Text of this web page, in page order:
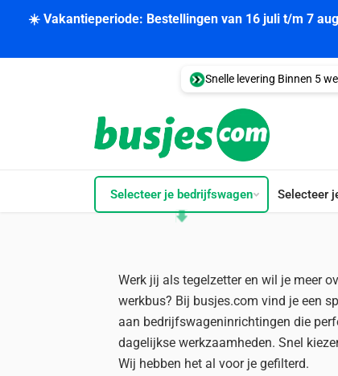
☀️ Vakantieperiode: Bestellingen van 16 juli t/m 7
Snelle levering Binnen 5
Selecteer je bedrijfswagen Selecteer
Werk jij als tegelzetter en wil je meer
werkbus? Bij busjes.com vind je een
aan bedrijfswageninrichtingen die
dagelijkse werkzaamheden. Snel
Wij hebben het al voor je gefilterd.